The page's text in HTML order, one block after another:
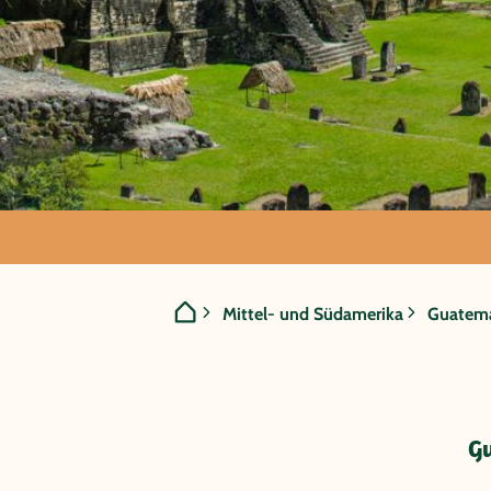
GRUPPENREISE:
Guatemala/
Mittel- und Südamerika